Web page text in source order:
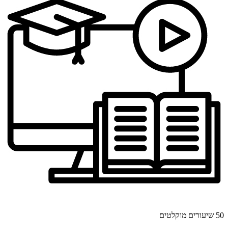
50 שיעורים מוקלטים